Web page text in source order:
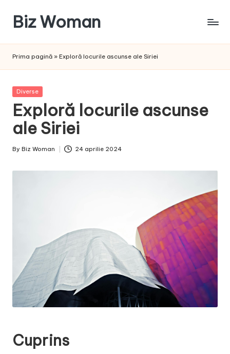
content
Biz Woman
succesul
Prima pagină » Exploră locurile ascunse ale Siriei
Posted
Diverse
Exploră locurile ascunse
ale Siriei
Posted
By Biz Woman 24 aprilie 2024
Cuprins